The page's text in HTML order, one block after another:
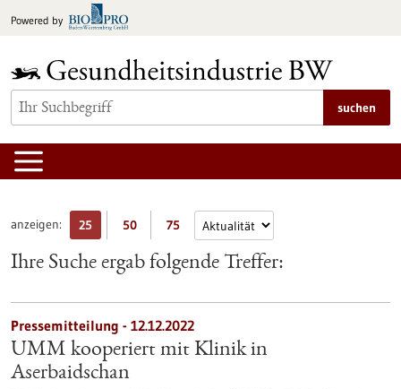
Inhalt
Powered by
suchen
anzeigen: 25 50 75
Ihre Suche ergab folgende Treffer:
Pressemitteilung - 12.12.2022
UMM kooperiert mit Klinik in
Aserbaidschan